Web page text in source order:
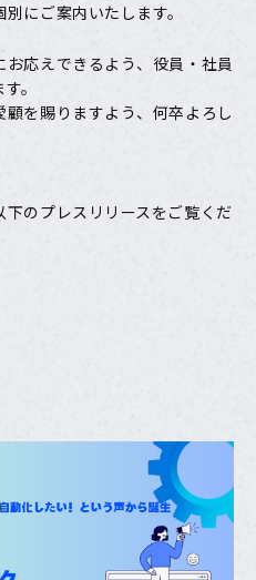
にご案内いたします。
応えできるよう、役員・社員
。
を賜りますよう、何卒よろし
のプレスリリースをご覧くだ